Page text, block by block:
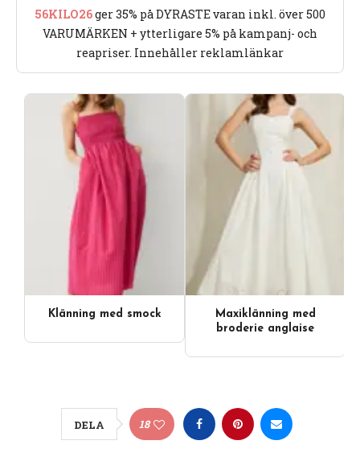
56KILO26ger 35% på DYRASTE varan inkl. över 500
VARUMÄRKEN + ytterligare 5% på kampanj- och
reapriser. Innehåller reklamlänkar
Klänning med smock
Maxiklänning med
broderie anglaise
DELA 18